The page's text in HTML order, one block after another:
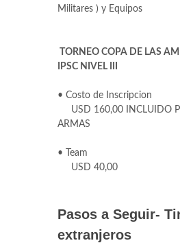
Militares ) y Equipos
TORNEO COPA DE LAS
IPSC NIVEL III
• Costo de
USD 160,00 INCLUIDO
ARMAS
•
Team
USD 40,00
Pasos a Seguir-
extranjeros